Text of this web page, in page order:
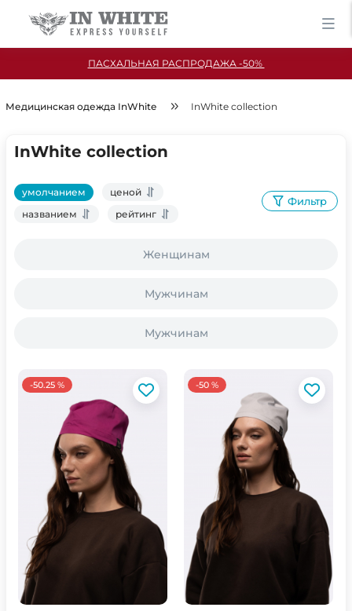
ПАСХАЛЬНАЯ РАСПРОДАЖА -50%
Медицинская одежда InWhite InWhite collection
InWhite collection
умолчанием
ценой
названием
рейтинг
Фильтр
Женщинам
Мужчинам
Мужчинам
-50.25 % -50 %